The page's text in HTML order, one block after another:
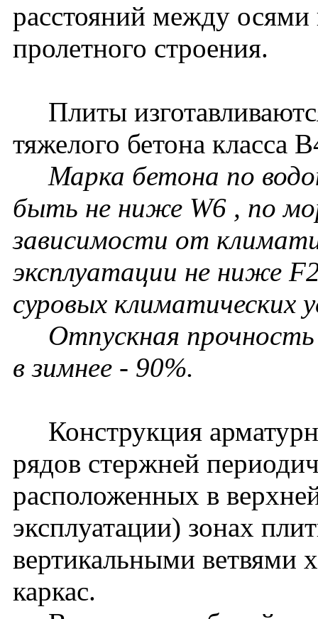
расстояний между
пролетного строения.
Плиты
тяжелого бетона класса
Марка бетона по
быть не ниже W6 , по
зависимости от
эксплуатации не ниже
суровых климатических
Отпускная прочность
в зимнее - 90%.
Конструкция
рядов стержней
расположенных в
эксплуатации) зонах
вертикальными ветвями
каркас.